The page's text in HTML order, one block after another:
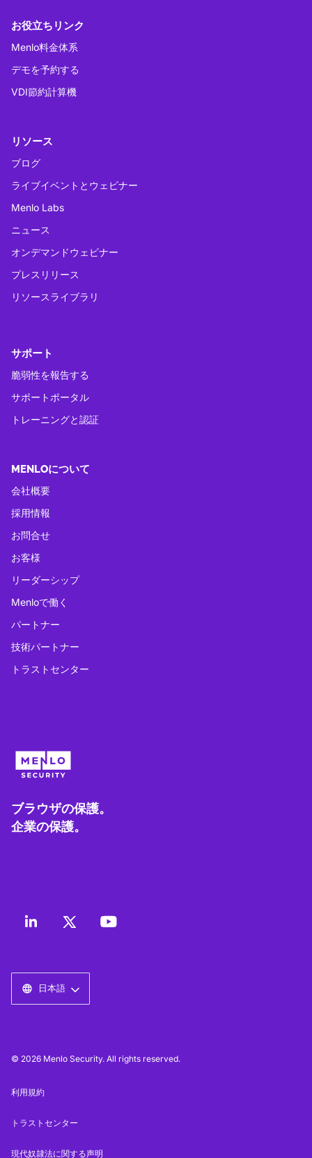
お役立ちリンク
Menlo料金体系
デモを予約する
VDI節約計算機
リソース
ブログ
ライブイベントとウェビナー
Menlo Labs
ニュース
オンデマンドウェビナー
プレスリリース
リソースライブラリ
サポート
脆弱性を報告する
サポートポータル
トレーニングと認証
MENLOについて
会社概要
採用情報
お問合せ
お客様
リーダーシップ
Menloで働く
パートナー
技術パートナー
トラストセンター
ブラウザの保護。
企業の保護。
日本語
© 2026 Menlo Security. All rights reserved.
利用規約
トラストセンター
現代奴隷法に関する声明